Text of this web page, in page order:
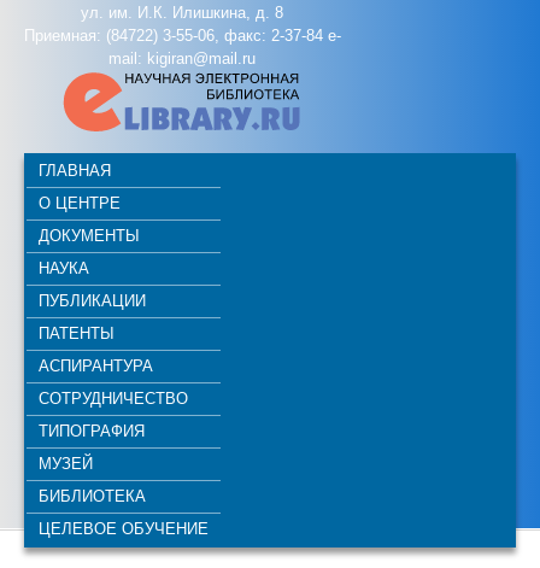
ул. им. И.К. Илишкина, д. 8
Приемная: (84722) 3-55-06, факс: 2-37-84 e-
mail: kigiran@mail.ru
ГЛАВНАЯ
О ЦЕНТРЕ
ДОКУМЕНТЫ
НАУКА
ПУБЛИКАЦИИ
ПАТЕНТЫ
АСПИРАНТУРА
СОТРУДНИЧЕСТВО
ТИПОГРАФИЯ
МУЗЕЙ
БИБЛИОТЕКА
ЦЕЛЕВОЕ ОБУЧЕНИЕ